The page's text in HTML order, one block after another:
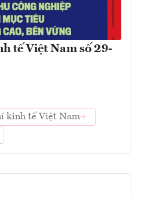
tế Việt Nam số 29-
kinh tế Việt Nam